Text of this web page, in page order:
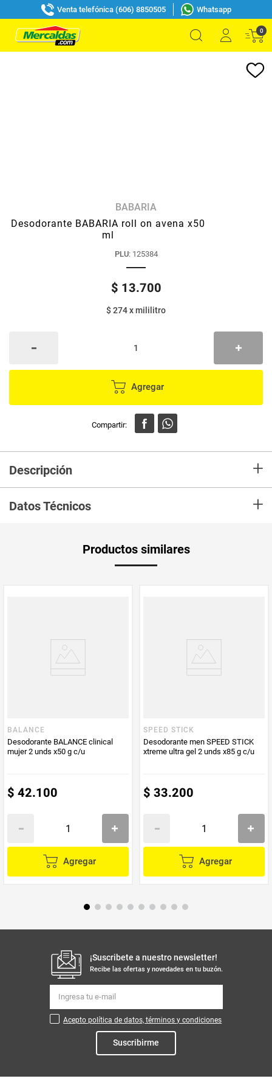
Venta telefónica (606) 8850505 Whatsapp
0
BABARIA
Desodorante BABARIA roll on avena x50
ml
PLU: 125384
$ 13.700
$ 274xmililitro
Agregar
Descripción +
irritaciones provocadas por los desodorantes, mejorando la hidratación de
la piel. El Clorohidrato de Aluminio tiene una acción anti-transpirante.
Datos Técnicos +
Productos similares
BALANCE
Desodorante BALANCE clinical
mujer 2 unds x50 g c/u
$ 42.100
Agregar
SPEED STICK
Desodorante men SPEED STICK
xtreme ultra gel 2 unds x85 g c/u
$ 33.200
Agregar
¡Suscribete a nuestro newsletter!
Recibe las ofertas y novedades en tu buzón.
Acepto política de datos, términos y condiciones
Suscribirme